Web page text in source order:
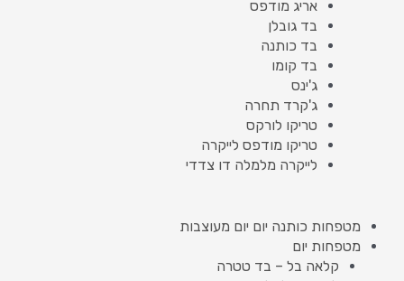
אריג מודפס
בד גובלן
בד כותנה
בד קומו
ג'ינס
ג'קרד תחרה
טריקו לורקס
טריקו מודפס לייקרה
לייקרה מלמלה דו צדדי
מטפחות כותנה יום יום מעוצבות
מטפחות יום
קלאה בל – בד טטרה